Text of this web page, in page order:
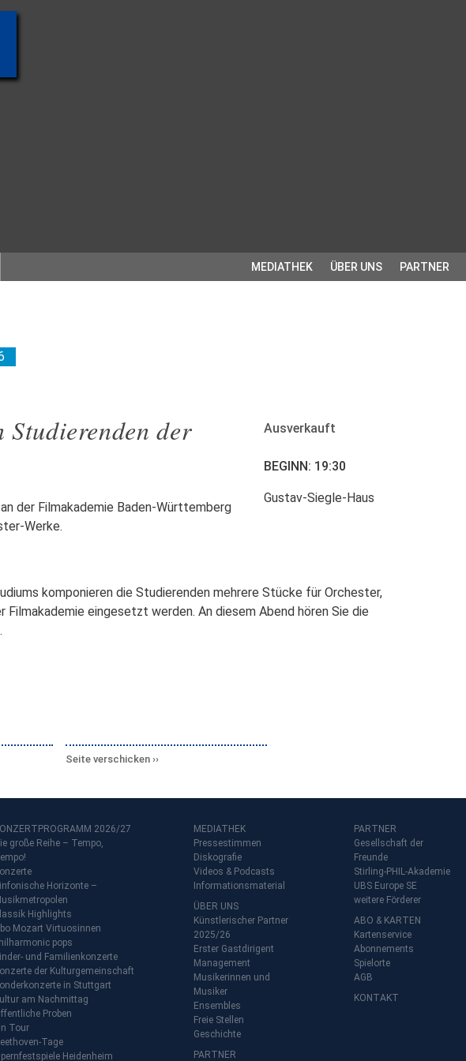
MEDIATHEK ÜBER UNS PARTNER
der
Ausverkauft
BEGINN: 19:30
Gustav-Siegle-Haus
der Filmakademie Baden-Württemberg
Werke.
komponieren die Studierenden mehrere Stücke für Orchester,
Filmakademie eingesetzt werden. An diesem Abend hören Sie die
Seite verschicken
2026/27
große Reihe – Tempo,
Horizonte –
Highlights
Mozart Virtuosinnen
pops
und Familienkonzerte
der Kulturgemeinschaft
in Stuttgart
am Nachmittag
Proben
Tour
Tage
Heidenheim
MEDIATHEK
Pressestimmen
Diskografie
Videos & Podcasts
Informationsmaterial
ÜBER UNS
Künstlerischer Partner
2025/26
Erster Gastdirigent
Management
Musikerinnen und
Musiker
Ensembles
Freie Stellen
Geschichte
PARTNER
PARTNER
Gesellschaft der
Freunde
Stirling-PHIL-Akademie
UBS Europe SE
weitere Förderer
ABO & KARTEN
Kartenservice
Abonnements
Spielorte
AGB
KONTAKT